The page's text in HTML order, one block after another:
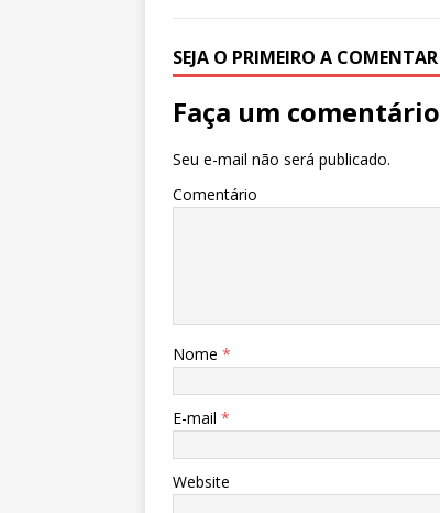
k r
SEJA O PRIMEIRO A COMENTAR
Faça um comentário
Seu e-mail não será publicado.
Comentário
Nome *
E-mail *
Website